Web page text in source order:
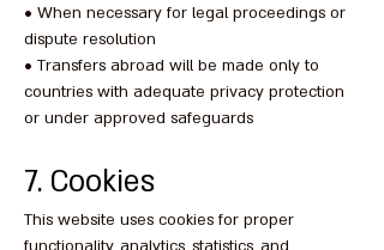
• When necessary for legal proceedings or
dispute resolution
• Transfers abroad will be made only to
countries with adequate privacy protection
or under approved safeguards
7. Cookies
This website uses cookies for proper